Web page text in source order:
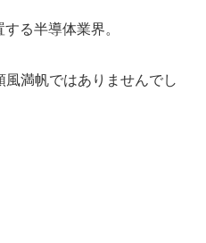
る半導体業界。
風満帆ではありませんでし